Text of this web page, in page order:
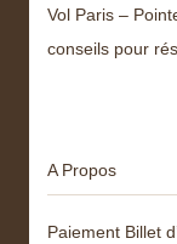
Vol Paris –
conseils pour
A Propos
Paiement Billet